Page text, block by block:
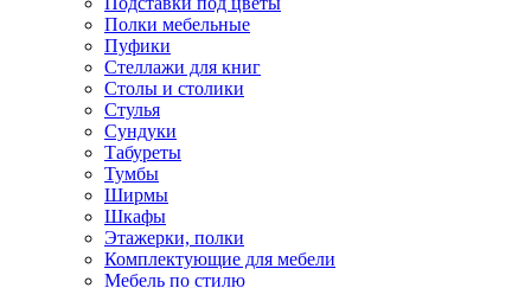
Полки мебельные
Пуфики
Стеллажи для книг
Столы и столики
Стулья
Сундуки
Табуреты
Тумбы
Ширмы
Шкафы
Этажерки, полки
Комплектующие для мебели
Мебель по стилю